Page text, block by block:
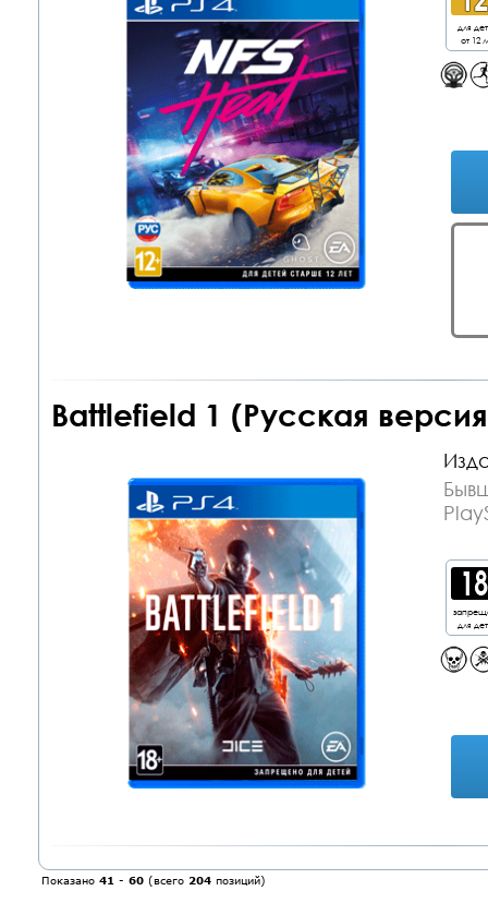
для
от 12
Battlefield 1 (Русская
для
Показано 41 - 60 (всего 204 позиций)